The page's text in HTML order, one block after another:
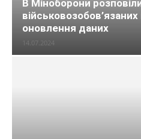
В Міноборони
оновлення даних
14.07.2024